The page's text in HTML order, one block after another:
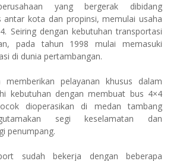
yang bergerak dibidang
antar kota dan propinsi, memulai usaha
Seiring dengan kebutuhan transportasi
pada tahun 1998 mulai memasuki
di dunia pertambangan.
pelayanan khusus dalam
kebutuhan dengan membuat bus 4×4
dioperasikan di medan tambang
segi keselamatan dan
penumpang.
sudah bekerja dengan beberapa